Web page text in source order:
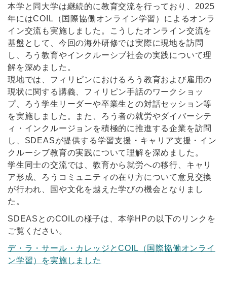
本学と同大学は継続的に教育交流を行っており、2025
年にはCOIL（国際協働オンライン学習）によるオンラ
イン交流も実施しました。こうしたオンライン交流を
基盤として、今回の海外研修では実際に現地を訪問
し、ろう教育やインクルーシブ社会の実践について理
解を深めました。
現地では、フィリピンにおけるろう教育および雇用の
現状に関する講義、フィリピン手話のワークショッ
プ、ろう学生リーダーや卒業生との対話セッション等
を実施しました。また、ろう者の就労やダイバーシテ
ィ・インクルージョンを積極的に推進する企業を訪問
し、SDEASが提供する学習支援・キャリア支援・イン
クルーシブ教育の実践について理解を深めました。
学生同士の交流では、教育から就労への移行、キャリ
ア形成、ろうコミュニティの在り方について意見交換
が行われ、国や文化を越えた学びの機会となりまし
た。
SDEASとのCOILの様子は、本学HPの以下のリンクを
ご覧ください。
デ・ラ・サール・カレッジとCOIL（国際協働オンライ
ン学習）を実施しました